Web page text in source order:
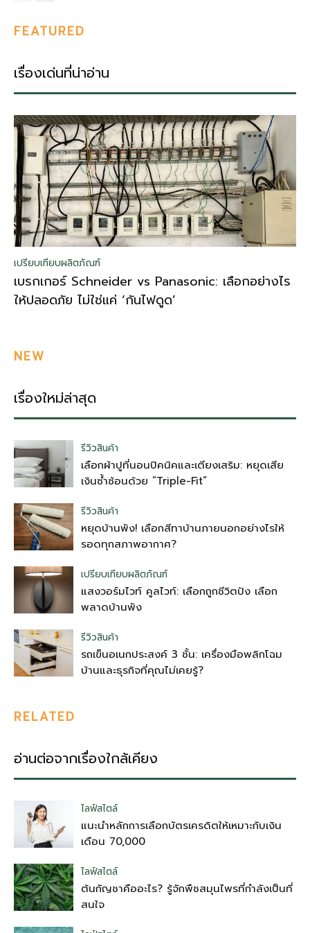
FEATURED
เรื่องเด่นที่น่าอ่าน
เปรียบเทียบผลิตภัณฑ์
เบรกเกอร์ Schneider vs Panasonic: เลือกอย่างไร
ให้ปลอดภัย ไม่ใช่แค่ ‘กันไฟดูด’
NEW
เรื่องใหม่ล่าสุด
รีวิวสินค้า
เลือกผ้าปูที่นอนปิคนิคและเตียงเสริม: หยุดเสีย
เงินซ้ำซ้อนด้วย “Triple-Fit”
รีวิวสินค้า
หยุดบ้านพัง! เลือกสีทาบ้านภายนอกอย่างไรให้
รอดทุกสภาพอากาศ?
เปรียบเทียบผลิตภัณฑ์
แสงวอร์มไวท์ คูลไวท์: เลือกถูกชีวิตปัง เลือก
พลาดบ้านพัง
รีวิวสินค้า
รถเข็นอเนกประสงค์ 3 ชั้น: เครื่องมือพลิกโฉม
บ้านและธุรกิจที่คุณไม่เคยรู้?
RELATED
อ่านต่อจากเรื่องใกล้เคียง
ไลฟ์สไตล์
แนะนำหลักการเลือกบัตรเครดิตให้เหมาะกับเงิน
เดือน 70,000
ไลฟ์สไตล์
ต้นกัญชาคืออะไร? รู้จักพืชสมุนไพรที่กำลังเป็นที่
สนใจ